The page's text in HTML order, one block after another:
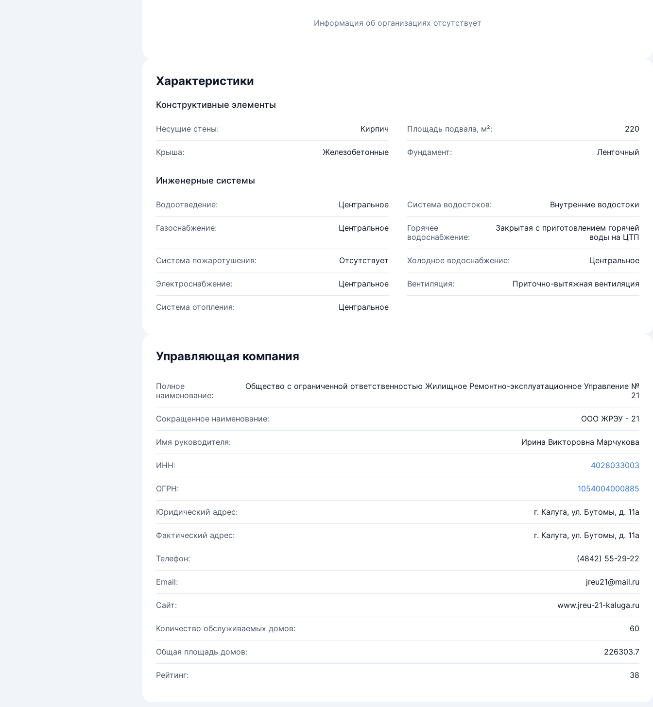
Информация об организациях отсутствует
Характеристики
Конструктивные элементы
Несущие стены: Кирпич Площадь подвала, м²: 220
Крыша: Железобетонные Фундамент: Ленточный
Инженерные системы
Водоотведение: Центральное Система водостоков: Внутренние водостоки
Газоснабжение: Центральное
Горячее
водоснабжение:
Закрытая с приготовлением горячей
воды на ЦТП
Система пожаротушения: Отсутствует Холодное водоснабжение: Центральное
Электроснабжение: Центральное Вентиляция: Приточно-вытяжная вентиляция
Система отопления: Центральное
Управляющая компания
Полное
наименование:
Общество с ограниченной ответственностью Жилищное Ремонтно-эксплуатационное Управление №
21
Сокращенное наименование: ООО ЖРЭУ - 21
Имя руководителя: Ирина Викторовна Марчукова
ИНН: 4028033003
ОГРН: 1054004000885
Юридический адрес: г. Калуга, ул. Бутомы, д. 11а
Фактический адрес: г. Калуга, ул. Бутомы, д. 11а
Телефон: (4842) 55-29-22
Email: jreu21@mail.ru
Сайт: www.jreu-21-kaluga.ru
Количество обслуживаемых домов: 60
Общая площадь домов: 226303.7
Рейтинг: 38